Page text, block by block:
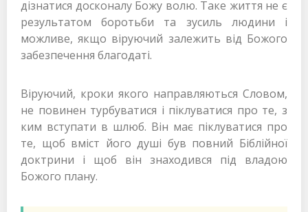
дізнатися досконалу Божу волю. Таке життя не є
результатом боротьби та зусиль людини і
можливе, якщо віруючий залежить від Божого
забезпечення благодаті.
Віруючий, кроки якого направляються Словом,
не повинен турбуватися і піклуватися про те, з
ким вступати в шлюб. Він має піклуватися про
те, щоб вміст його душі був повний Біблійної
доктрини і щоб він знаходився під владою
Божого плану.